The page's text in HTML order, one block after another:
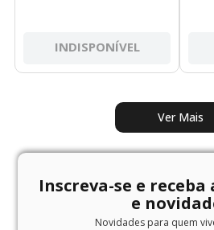
INDISPONÍVEL
Inscreva-se e
e
Novidades para quem